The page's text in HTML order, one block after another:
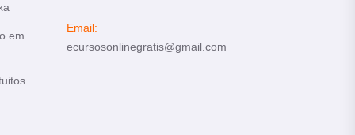
em
Email:
ecursosonlinegratis@gmail.com